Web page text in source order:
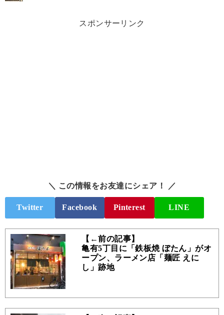
スポンサーリンク
＼ この情報をお友達にシェア！ ／
Twitter Facebook Pinterest LINE
【←前の記事】
亀有5丁目に「鉄板焼 ぼたん」がオ
ープン、ラーメン店「麺匠 えに
し」跡地